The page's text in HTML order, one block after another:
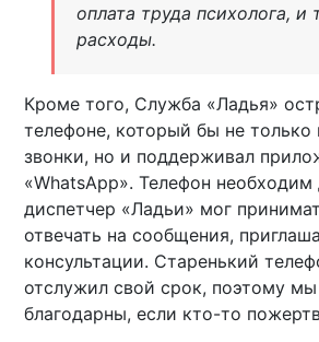
оплата труда психолога, и
расходы.
Кроме того, Служба «Ладья»
телефоне, который бы не только
звонки, но и поддерживал
«WhatsApp». Телефон необходим
диспетчер «Ладьи» мог
отвечать на сообщения,
консультации. Старенький
отслужил свой срок, поэтому
благодарны, если кто-то